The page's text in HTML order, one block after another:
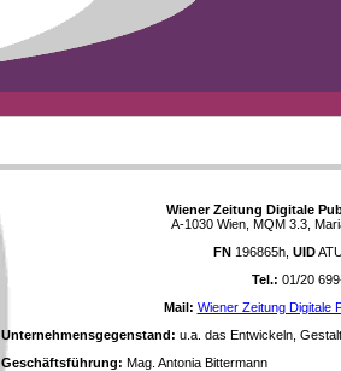
Wiener Zeitung Digitale
A-1030 Wien, MQM 3.3,
FN196865h, UID
Tel.: 01/20
Mail: Wiener Zeitung Digitale
Unternehmensgegenstand: u.a. das Entwickeln,
Geschäftsführung: Mag. Antonia Bittermann